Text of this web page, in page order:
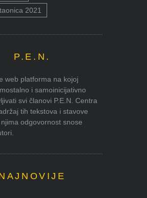
2021
P.E.N.
web platforma na kojoj
i samoinicijativno
svi članovi P.E.N. Centra
tih tekstova i stavove
odgovornost snose